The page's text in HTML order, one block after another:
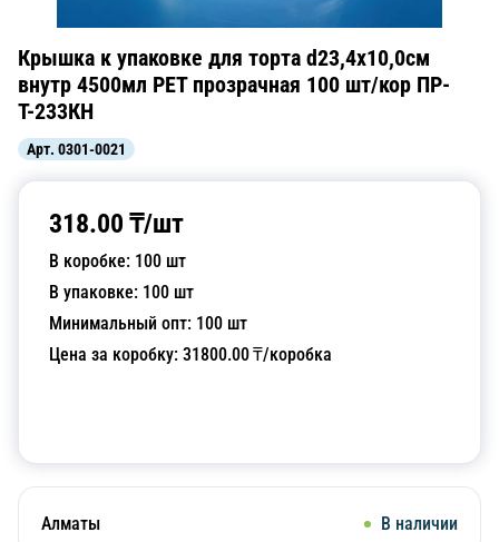
Крышка к упаковке для торта d23,4х10,0см
внутр 4500мл PET прозрачная 100 шт/кор ПР-
Т-233КН
Арт. 0301-0021
318.00 ₸/шт
В коробке: 100 шт
В упаковке: 100 шт
Минимальный опт: 100 шт
Цена за коробку: 31800.00₸/коробка
Алматы В наличии